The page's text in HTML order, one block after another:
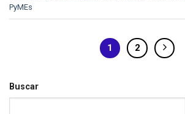
PyMEs
1 2
Buscar